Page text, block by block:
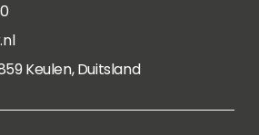
Keulen, Duitsland